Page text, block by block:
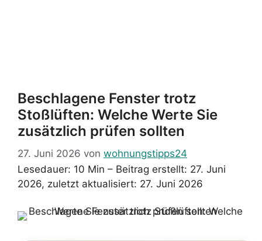
Beschlagene Fenster trotz
Stoßlüften: Welche Werte Sie
zusätzlich prüfen sollten
27. Juni 2026 von wohnungstipps24
Lesedauer: 10 Min – Beitrag erstellt: 27. Juni
2026, zuletzt aktualisiert: 27. Juni 2026